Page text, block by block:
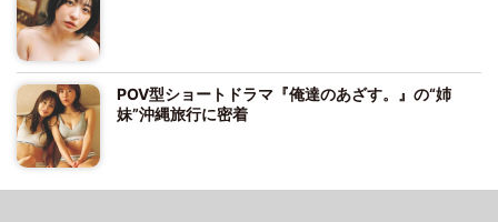
POV型ショートドラマ『俺達のあざす。』の“姉
妹”沖縄旅行に密着